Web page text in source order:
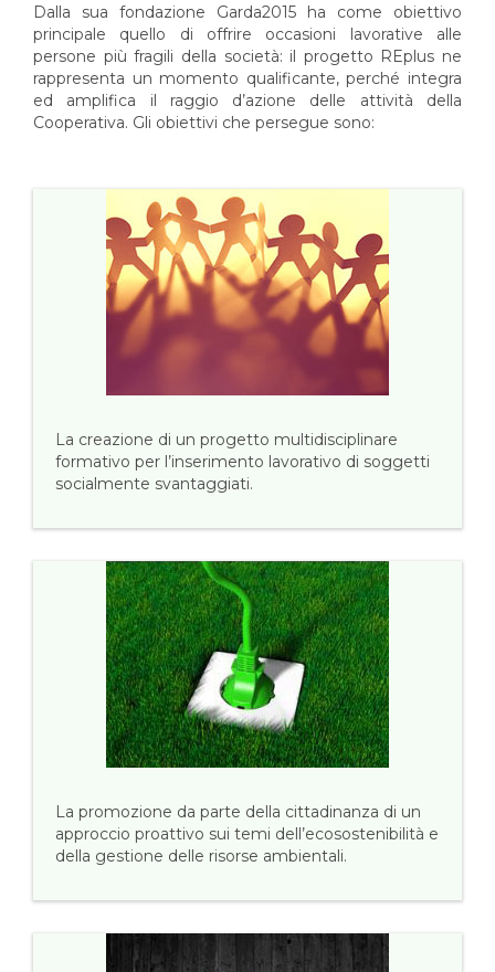
Dalla sua fondazione Garda2015 ha come obiettivo
principale quello di offrire occasioni lavorative alle
persone più fragili della società: il progetto REplus ne
rappresenta un momento qualificante, perché integra
ed amplifica il raggio d’azione delle attività della
Cooperativa. Gli obiettivi che persegue sono:
La creazione di un progetto multidisciplinare
formativo per l’inserimento lavorativo di soggetti
socialmente svantaggiati.
La promozione da parte della cittadinanza di un
approccio proattivo sui temi dell’ecosostenibilità e
della gestione delle risorse ambientali.